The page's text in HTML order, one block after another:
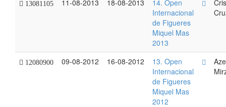
13081105 11-08-2013 18-08-2013
14. Open
Internacional
de Figueres
Miquel Mas
2013
12080900 09-08-2012 16-08-2012
13. Open
Internacional
de Figueres
Miquel Mas
2012